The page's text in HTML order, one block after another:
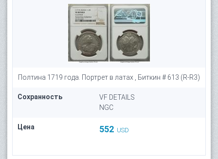
Полтина 1719 года. Портрет в латах , Биткин # 613 (R-R3)
Сохранность
VF DETAILS
NGC
Цена 552 USD